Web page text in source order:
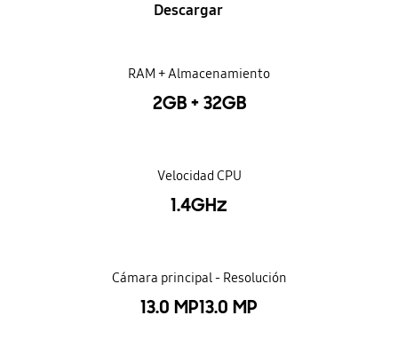
Descargar
RAM + Almacenamiento
2GB + 32GB
Velocidad CPU
1.4GHz
Cámara principal - Resolución
13.0 MP13.0 MP